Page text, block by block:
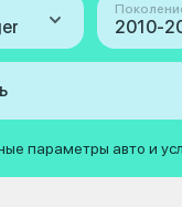
параметры авто и